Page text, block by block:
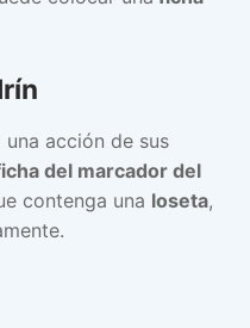
una acción de sus
del marcador del
contenga una loseta,